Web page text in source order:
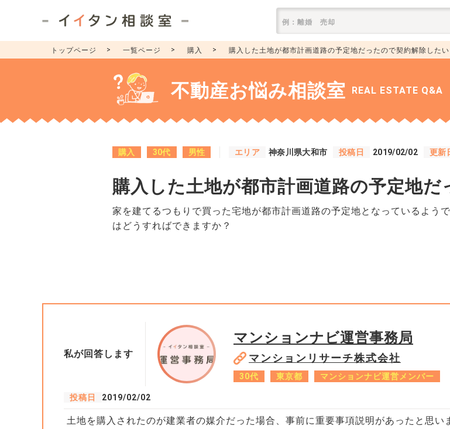
トップページ 一覧ページ 購入 購入した土地が都市計画道路の予定地だったので契約解除したい
不動産お悩み相談室 REAL ESTATE Q&A
購入 30代 男性 エリア 神奈川県大和市 投稿日 2019/02/02 更新
購入した土地が都市計画道路の予定地
家を建てるつもりで買った宅地が都市計画道路の予定地となっているよう
はどうすればできますか？
私が回答します
マンションナビ運営事務局
マンションリサーチ株式会社
30代 東京都 マンションナビ運営メンバー
投稿日 2019/02/02
土地を購入されたのが建業者の媒介だった場合、事前に重要事項説明があったと思い